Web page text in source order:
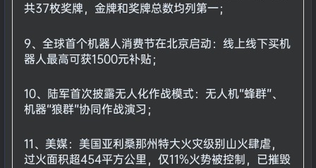
共37枚奖牌，金牌和奖牌总数均列第一；
9、全球首个机器人消费节在北京启动：线上线下买机
器人最高可获1500元补贴；
10、陆军首次披露无人化作战模式：无人机“蜂群”、
机器“狼群”协同作战演习；
11、美媒：美国亚利桑那州特大火灾级别山火肆虐，
过火面积超454平方公里，仅11%火势被控制，已摧毁